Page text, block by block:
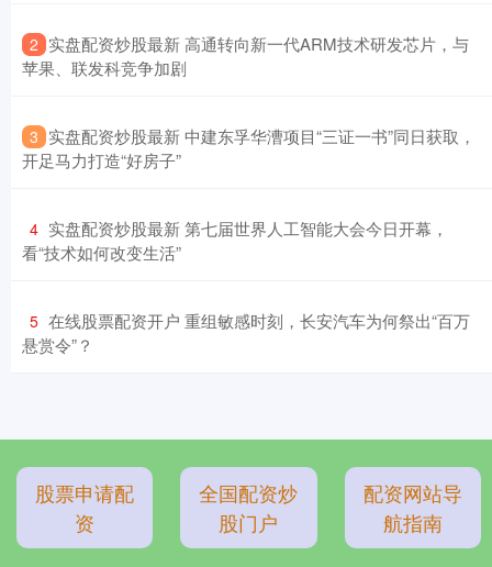
2 ​实盘配资炒股最新 高通转向新一代ARM技术研发芯片，与
苹果、联发科竞争加剧
3 ​实盘配资炒股最新 中建东孚华漕项目“三证一书”同日获取，
开足马力打造“好房子”
4 ​实盘配资炒股最新 第七届世界人工智能大会今日开幕，
看“技术如何改变生活”
5 ​在线股票配资开户 重组敏感时刻，长安汽车为何祭出“百万
悬赏令”？
股票申请配
资
全国配资炒
股门户
配资网站导
航指南